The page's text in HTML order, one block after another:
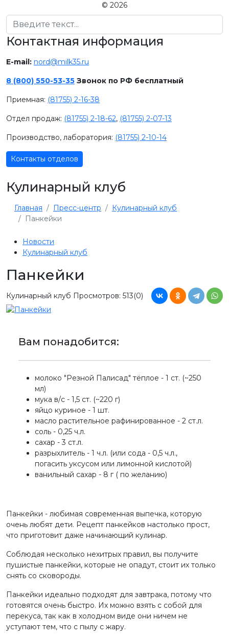
© 2026
Поиск
Контактная информация
E-mail: nord@milk35.ru
8 (800) 550-53-35 Звонок по РФ бесплатный
Приемная: (81755) 2-16-38
Отдел продаж: (81755) 2-18-62, (81755) 2-07-13
Производство, лаборатория: (81755) 2-10-14
Контакты отделов
Кулинарный клуб
Главная Пресс-центр
Кулинарный клуб
Панкейки
Новости
Кулинарный клуб
Панкейки
Кулинарный клуб Просмотров: 513(0)
Вам понадобится:
молоко "Резной Палисад" тёплое - 1 ст. (~250
мл)
мука в/с - 1,5 ст. (~220 г)
яйцо куриное - 1 шт.
масло растительное рафинированное - 2 ст.л.
соль - 0,25 ч.л.
сахар - 3 ст.л.
разрыхлитель - 1 ч.л. (или сода - 0,5 ч.л.,
погасить уксусом или лимонной кислотой)
ванильный сахар - 8 г ( по желанию)
Панкейки - любимая современная выпечка, которую
очень любят дети. Рецепт панкейков настолько прост,
что приготовит даже начинающий кулинар.
Соблюдая несколько нехитрых правил, вы получите
пушистые панкейки, которые не опадут, стоит их только
снять со сковороды.
Панкейки идеально подходят для завтрака, потому что
готовятся очень быстро. Их можно взять с собой для
перекуса, так как в холодном виде они ничем не
уступают тем, что с пылу с жару.